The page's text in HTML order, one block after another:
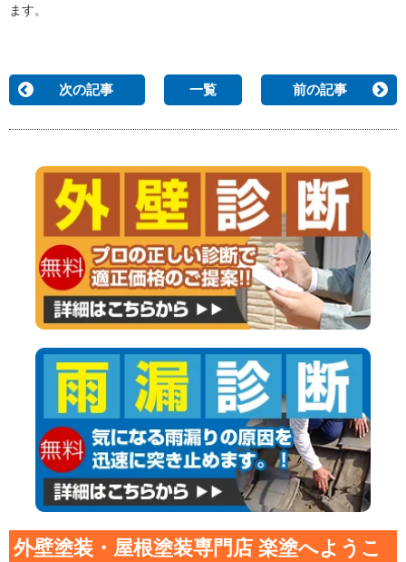
ます。
次の記事 一覧 前の記事
外壁塗装・屋根塗装専門店 楽塗へようこ